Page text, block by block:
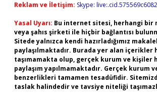
Reklam ve İletişim: Skype:
Yasal Uyarı: Bu internet sitesi, herhangi bir
veya şahıs şirketi ile hiçbir bağlantısı
Sitede yalnızca kendi hazırladığımız
paylaşılmaktadır. Burada yer alan içerikler
taşımamakta olup, gerçek kurum ve kişiler
paylaşım yapılmamaktadır. Gerçek kurum
benzerlikleri tamamen tesadüfidir.
taslak halindedir ve tavsiye niteliği